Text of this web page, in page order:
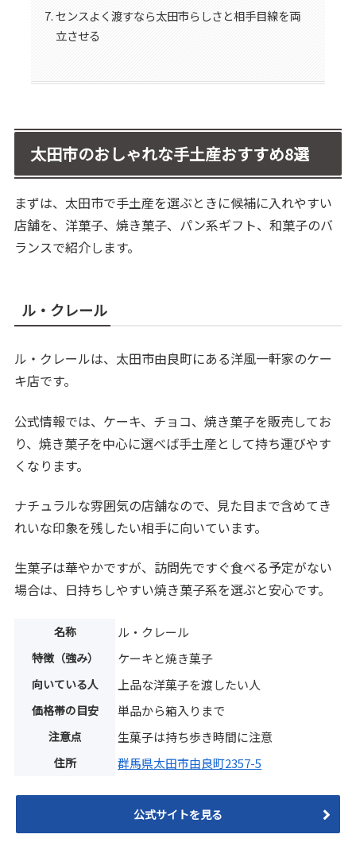
センスよく渡すなら太田市らしさと相手目線を両
立させる
太田市のおしゃれな手土産おすすめ8選
まずは、太田市で手土産を選ぶときに候補に入れやすい
店舗を、洋菓子、焼き菓子、パン系ギフト、和菓子のバ
ランスで紹介します。
ル・クレール
ル・クレールは、太田市由良町にある洋風一軒家のケー
キ店です。
公式情報では、ケーキ、チョコ、焼き菓子を販売してお
り、焼き菓子を中心に選べば手土産として持ち運びやす
くなります。
ナチュラルな雰囲気の店舗なので、見た目まで含めてき
れいな印象を残したい相手に向いています。
生菓子は華やかですが、訪問先ですぐ食べる予定がない
場合は、日持ちしやすい焼き菓子系を選ぶと安心です。
名称 ル・クレール
特徴（強み） ケーキと焼き菓子
向いている人 上品な洋菓子を渡したい人
価格帯の目安 単品から箱入りまで
注意点 生菓子は持ち歩き時間に注意
住所 群馬県太田市由良町2357-5
公式サイトを見る